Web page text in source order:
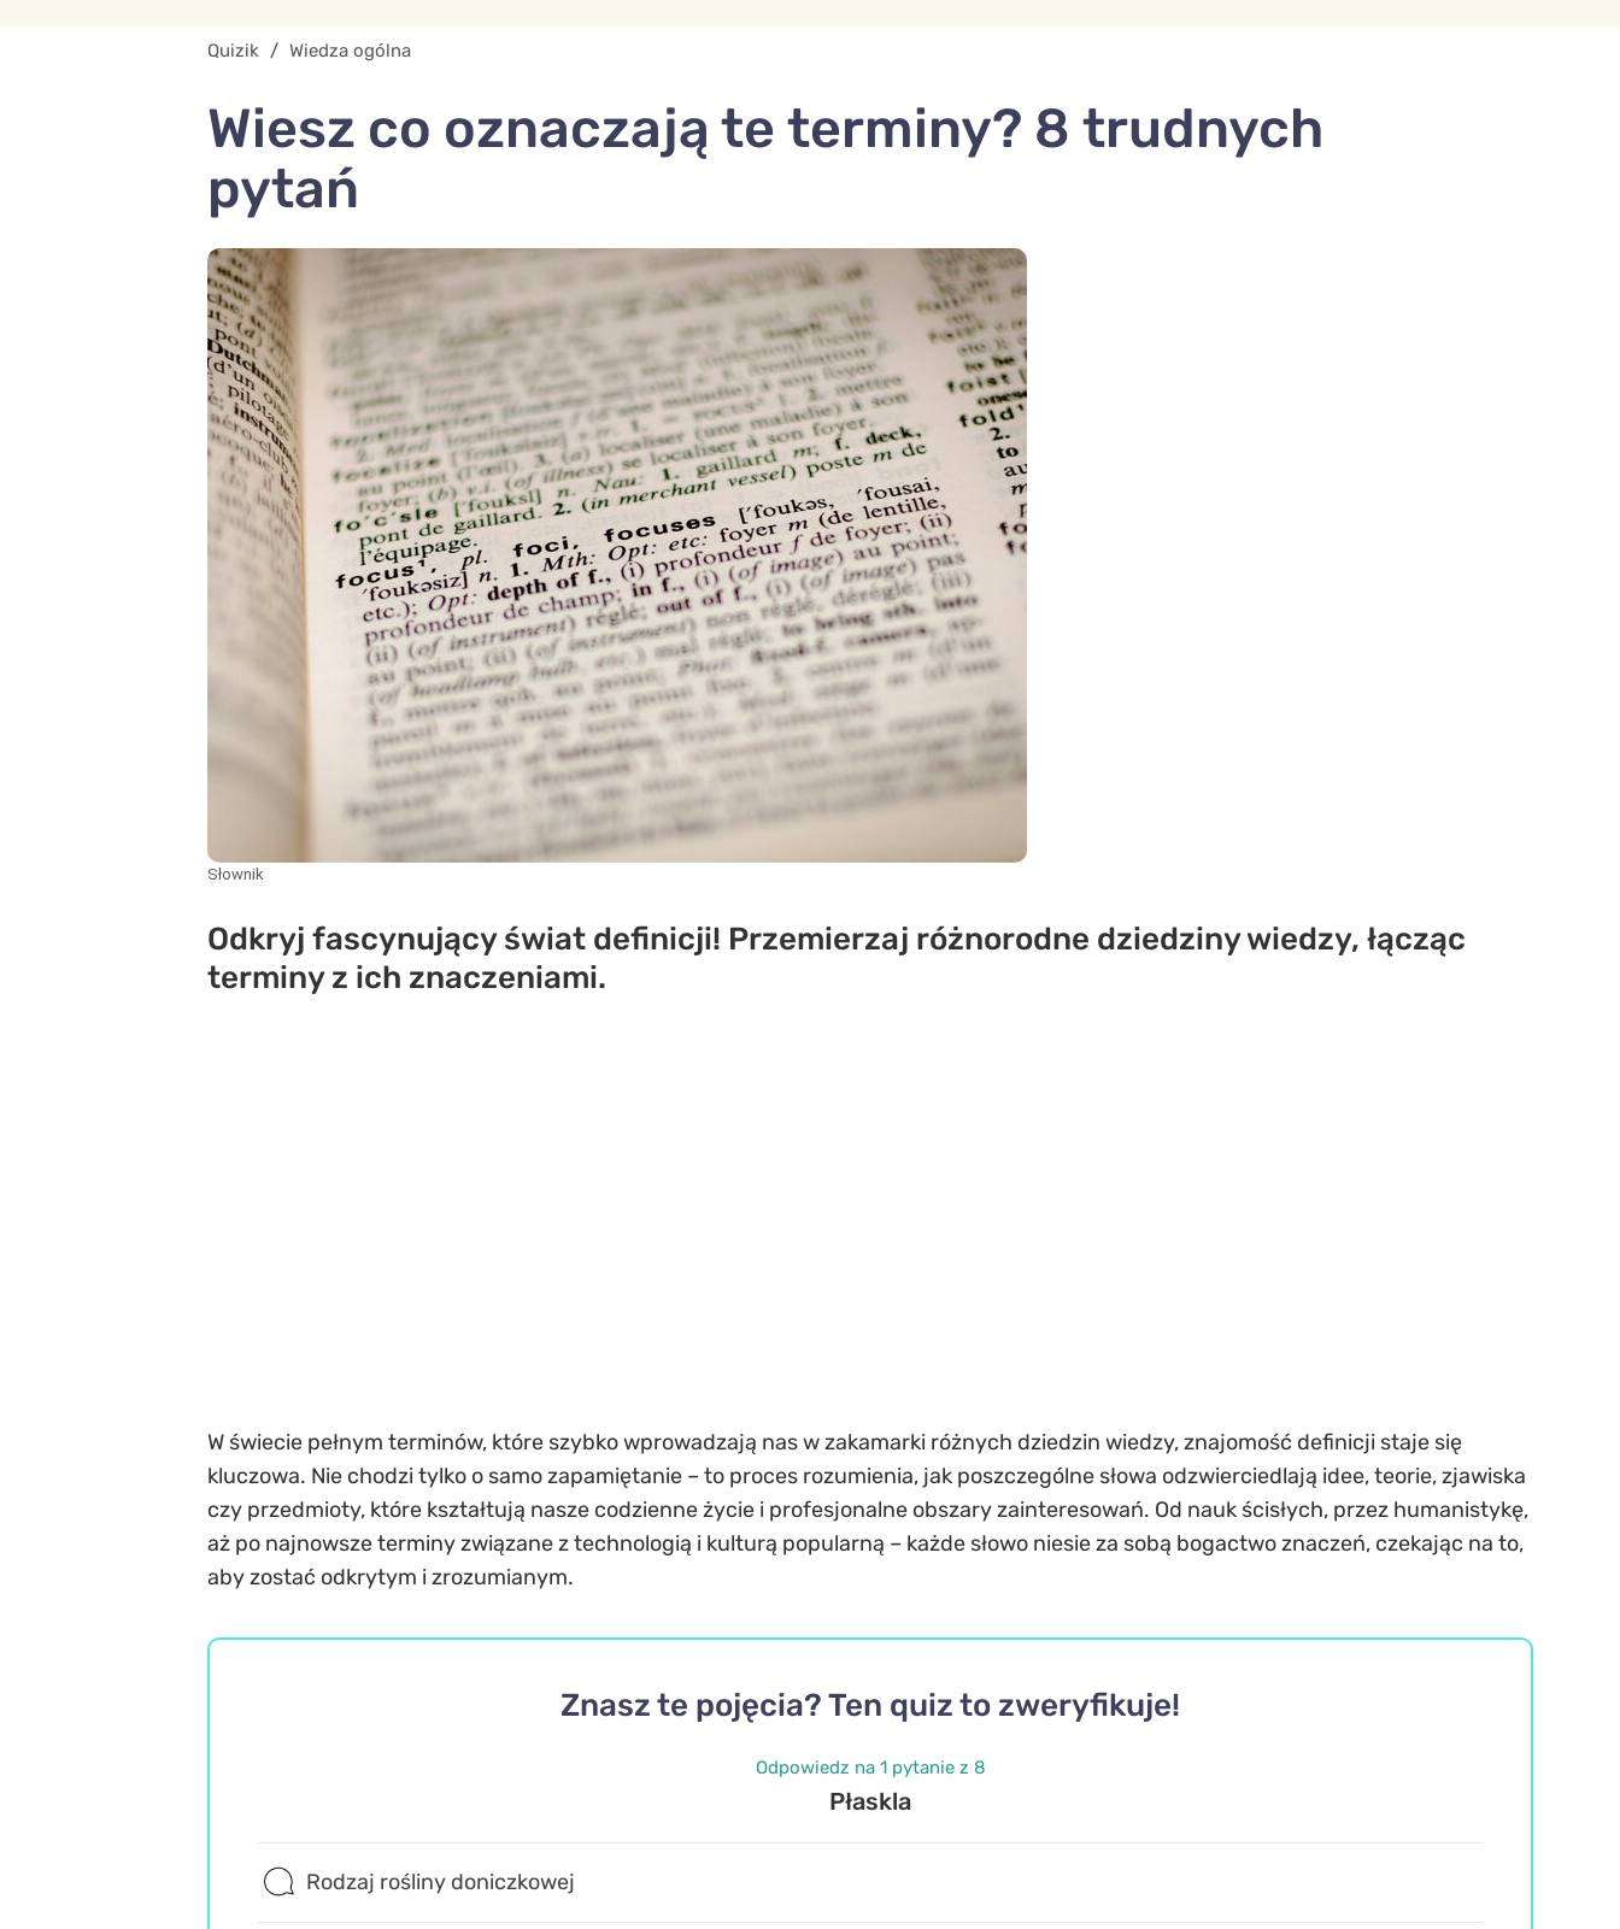
Quizik / Wiedza ogólna
Wiesz co oznaczają te terminy? 8 trudnych
pytań
Słownik
Odkryj fascynujący świat definicji! Przemierzaj różnorodne dziedziny wiedzy, łącząc
terminy z ich znaczeniami.
W świecie pełnym terminów, które szybko wprowadzają nas w zakamarki różnych dziedzin wiedzy, znajomość definicji staje się
kluczowa. Nie chodzi tylko o samo zapamiętanie – to proces rozumienia, jak poszczególne słowa odzwierciedlają idee, teorie, zjawiska
czy przedmioty, które kształtują nasze codzienne życie i profesjonalne obszary zainteresowań. Od nauk ścisłych, przez humanistykę,
aż po najnowsze terminy związane z technologią i kulturą popularną – każde słowo niesie za sobą bogactwo znaczeń, czekając na to,
aby zostać odkrytym i zrozumianym.
Znasz te pojęcia? Ten quiz to zweryfikuje!
Odpowiedz na 1 pytanie z 8
Płaskla
Rodzaj rośliny doniczkowej